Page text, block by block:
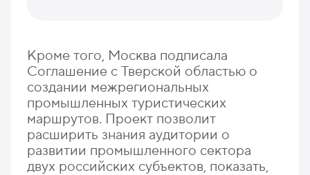
Кроме того, Москва подписала
Соглашение с Тверской областью о
создании межрегиональных
промышленных туристических
маршрутов. Проект позволит
расширить знания аудитории о
развитии промышленного сектора
двух российских субъектов, показать,